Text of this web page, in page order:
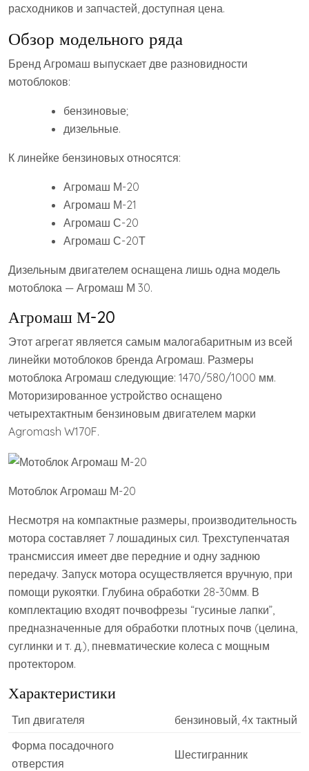
расходников и запчастей, доступная цена.
Обзор модельного ряда
Бренд Агромаш выпускает две разновидности
мотоблоков:
бензиновые;
дизельные.
К линейке бензиновых относятся:
Агромаш М-20
Агромаш М-21
Агромаш С-20
Агромаш С-20Т
Дизельным двигателем оснащена лишь одна модель
мотоблока — Агромаш М 30.
Агромаш М-20
Этот агрегат является самым малогабаритным из всей
линейки мотоблоков бренда Агромаш. Размеры
мотоблока Агромаш следующие: 1470/580/1000 мм.
Моторизированное устройство оснащено
четырехтактным бензиновым двигателем марки
Agromash W170F.
Мотоблок Агромаш М-20
Несмотря на компактные размеры, производительность
мотора составляет 7 лошадиных сил. Трехступенчатая
трансмиссия имеет две передние и одну заднюю
передачу. Запуск мотора осуществляется вручную, при
помощи рукоятки. Глубина обработки 28-30мм. В
комплектацию входят почвофрезы “гусиные лапки”,
предназначенные для обработки плотных почв (целина,
суглинки и т. д.), пневматические колеса с мощным
протектором.
Характеристики
Тип двигателя
бензиновый, 4х тактный
Форма посадочного
отверстия
Шестигранник